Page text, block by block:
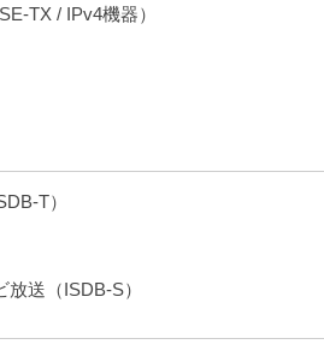
TX / IPv4機器）
T）
送（ISDB-S）